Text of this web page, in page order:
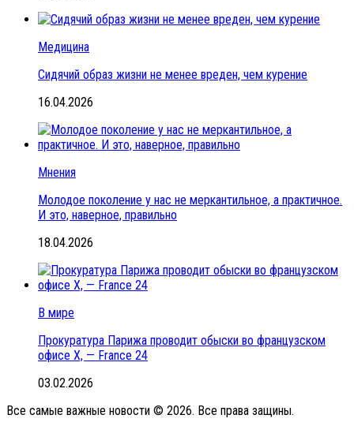
Медицина
Сидячий образ жизни не менее вреден, чем курение
16.04.2026
Мнения
Молодое поколение у нас не меркантильное, а практичное.
И это, наверное, правильно
18.04.2026
В мире
Прокуратура Парижа проводит обыски во французском
офисе X, — France 24
03.02.2026
Все самые важные новости © 2026. Все права защины.